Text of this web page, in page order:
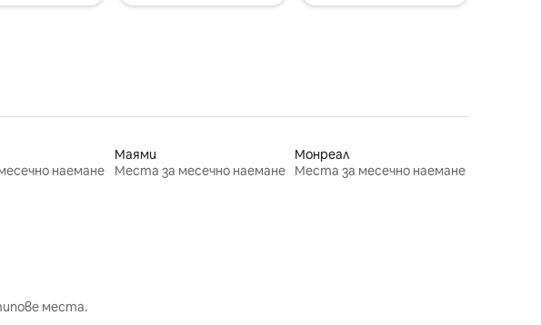
наемане
Маями
Места за месечно наемане
Монреал
Места за месечно наемане
места.